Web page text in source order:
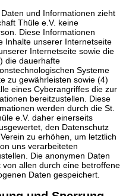
und Informationen zieht
Thüle e.V. keine
Diese Informationen
Inhalte unserer Internetseite
Internetseite sowie die
die dauerhafte
Systeme
zu gewährleisten sowie (4)
eines Cyberangriffes die zur
bereitzustellen. Diese
werden durch die St.
e.V. daher einerseits
den Datenschutz
zu erhöhen, um letztlich
uns verarbeiteten
Die anonymen Daten
allen durch eine betroffene
Daten gespeichert.